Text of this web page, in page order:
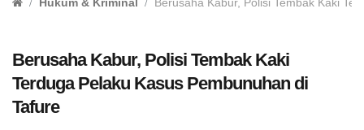
Hukum & Kriminal Berusaha Kabur, Polisi Tembak Kaki
Berusaha Kabur, Polisi Tembak Kaki
Terduga Pelaku Kasus Pembunuhan di
Tafure